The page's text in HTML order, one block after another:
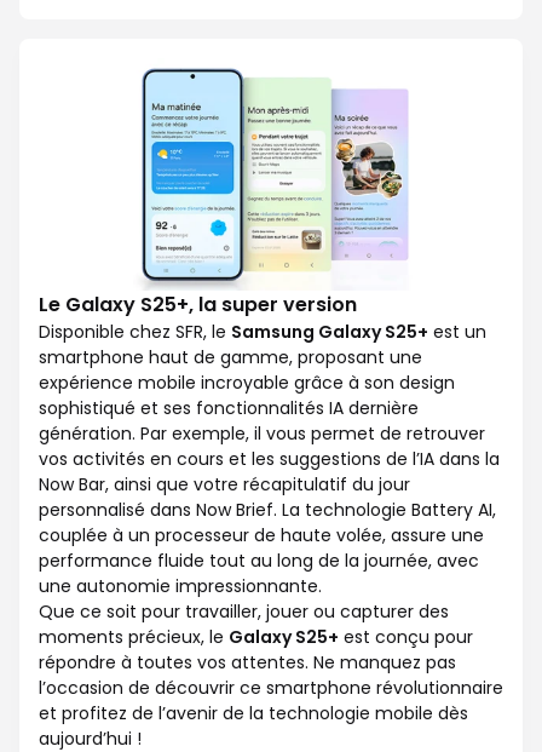
Le Galaxy S25+, la super version
Disponible chez SFR, le Samsung Galaxy S25+ est un
smartphone haut de gamme, proposant une
expérience mobile incroyable grâce à son design
sophistiqué et ses fonctionnalités IA dernière
génération. Par exemple, il vous permet de retrouver
vos activités en cours et les suggestions de l’IA dans la
Now Bar, ainsi que votre récapitulatif du jour
personnalisé dans Now Brief. La technologie Battery AI,
couplée à un processeur de haute volée, assure une
performance fluide tout au long de la journée, avec
une autonomie impressionnante.
Que ce soit pour travailler, jouer ou capturer des
moments précieux, le Galaxy S25+ est conçu pour
répondre à toutes vos attentes. Ne manquez pas
l’occasion de découvrir ce smartphone révolutionnaire
et profitez de l’avenir de la technologie mobile dès
aujourd’hui !